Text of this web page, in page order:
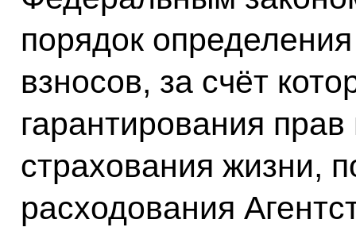
порядок
взносов, за счёт
гарантирования
страхования жизни,
расходования